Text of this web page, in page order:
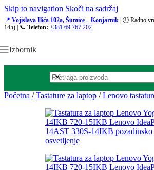
Skip to navigation Skoči na sadržaj
📍 Vojislava Ilića 102a, Šumice – Konjarnik | 🕘 Radno
14h) | 📞 Telefon: +381 69 767 202
Izbornik
Početna / Tastature za laptop / Lenovo